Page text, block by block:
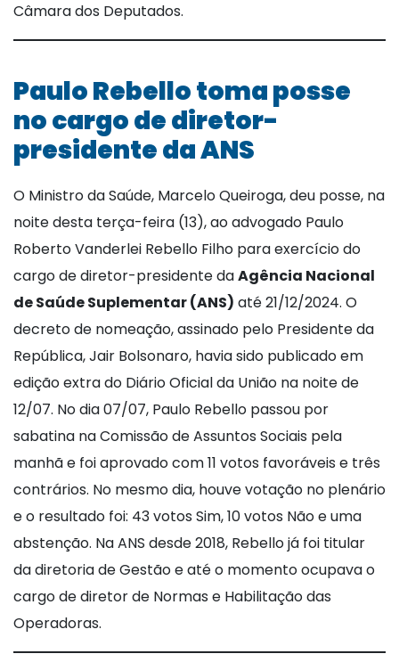
Câmara dos Deputados.
Paulo Rebello toma posse
no cargo de diretor-
presidente da ANS
O Ministro da Saúde, Marcelo Queiroga, deu posse, na
noite desta terça-feira (13), ao advogado Paulo
Roberto Vanderlei Rebello Filho para exercício do
cargo de diretor-presidente daAgência Nacional
de Saúde Suplementar (ANS) até 21/12/2024. O
decreto de nomeação, assinado pelo Presidente da
República, Jair Bolsonaro, havia sido publicado em
edição extra do Diário Oficial da União na noite de
12/07. No dia 07/07, Paulo Rebello passou por
sabatina na Comissão de Assuntos Sociais pela
manhã e foi aprovado com 11 votos favoráveis e três
contrários. No mesmo dia, houve votação no plenário
e o resultado foi: 43 votos Sim, 10 votos Não e uma
abstenção. Na ANS desde 2018, Rebello já foi titular
da diretoria de Gestão e até o momento ocupava o
cargo de diretor de Normas e Habilitação das
Operadoras.